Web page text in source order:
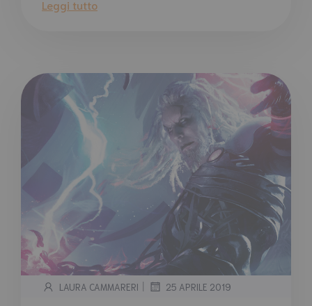
Leggi tutto
LAURA CAMMARERI | 25 APRILE 2019